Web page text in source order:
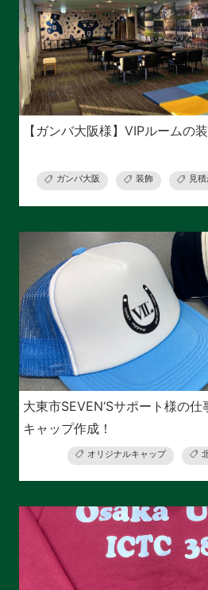
【ガンバ大阪様】VIPルームの
ガンバ大阪 装飾 見
大東市SEVEN‘Sサポート様の
キャップ作成！
オリジナルキャップ